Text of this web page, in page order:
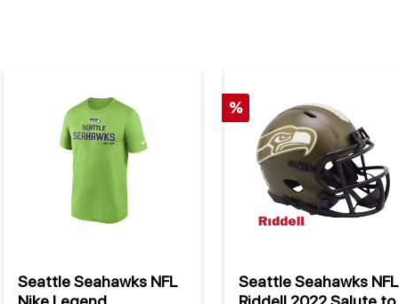
Seattle Seahawks NFL
%
Seattle Seahawks NFL